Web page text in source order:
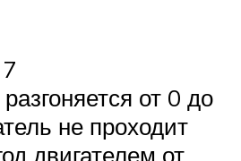
от 0 до
не проходит
двигателем от